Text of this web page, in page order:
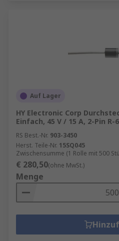
Auf Lager
HY Electronic Corp
Einfach, 45 V / 15 A, 2-Pin R-6
RS Best.-Nr. 903-3450
Herst. Teile-Nr. 15SQ045
Zwischensumme (1 Rolle mit 500
€ 280,50(ohne MwSt.)
Menge